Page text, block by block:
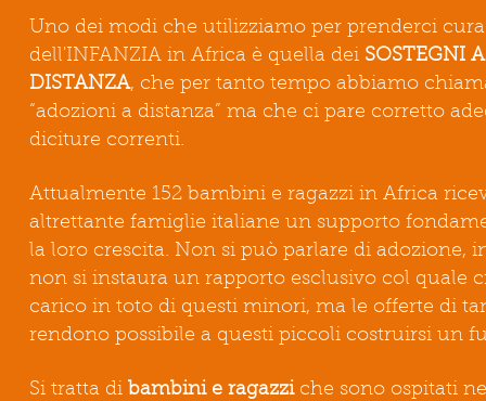
Uno dei modi che utilizziamo per prenderci cura
dell'INFANZIA in Africa è quella dei SOSTEGNI A
DISTANZA, che per tanto tempo abbiamo
“adozioni a distanza” ma che ci pare corretto
diciture correnti.
Attualmente 152 bambini e ragazzi in Africa
altrettante famiglie italiane un supporto
la loro crescita. Non si può parlare di adozione,
non si instaura un rapporto esclusivo col quale
carico in toto di questi minori, ma le offerte di
rendono possibile a questi piccoli costruirsi un
Si tratta di bambini e ragazzi che sono ospitati